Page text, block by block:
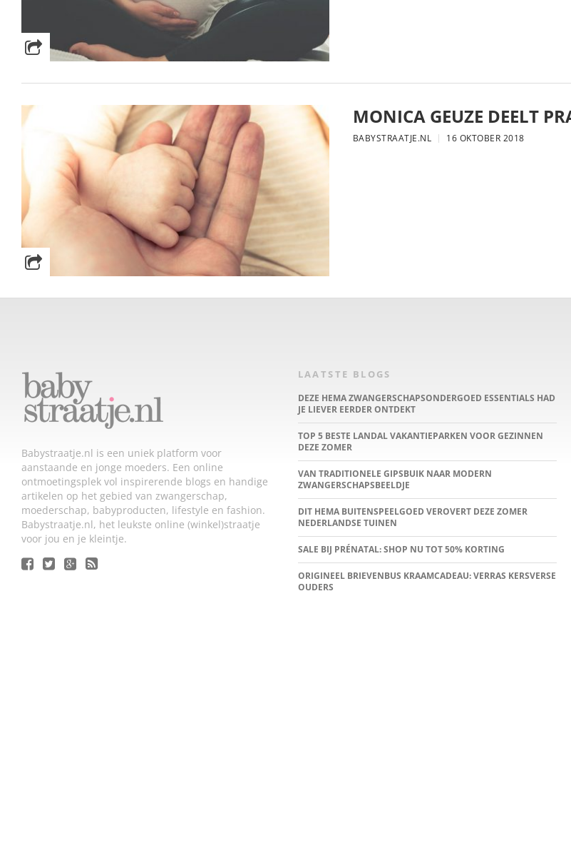
MONICA GEUZE DEELT
BABYSTRAATJE.NL 16 OKTOBER 2018
Babystraatje.nl is een uniek platform voor
aanstaande en jonge moeders. Een online
ontmoetingsplek vol inspirerende blogs en handige
artikelen op het gebied van zwangerschap,
moederschap, babyproducten, lifestyle en fashion.
Babystraatje.nl, het leukste online (winkel)straatje
voor jou en je kleintje.
LAATSTE BLOGS
DEZE HEMA ZWANGERSCHAPSONDERGOED ESSENTIALS HAD
JE LIEVER EERDER ONTDEKT
TOP 5 BESTE LANDAL VAKANTIEPARKEN VOOR GEZINNEN
DEZE ZOMER
VAN TRADITIONELE GIPSBUIK NAAR MODERN
ZWANGERSCHAPSBEELDJE
DIT HEMA BUITENSPEELGOED VEROVERT DEZE ZOMER
NEDERLANDSE TUINEN
SALE BIJ PRÉNATAL: SHOP NU TOT 50% KORTING
ORIGINEEL BRIEVENBUS KRAAMCADEAU: VERRAS KERSVERSE
OUDERS